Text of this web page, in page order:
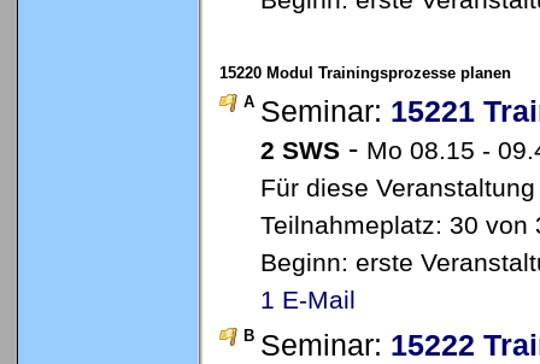
15220 Modul Trainingsprozesse planen
A Seminar: 15221
2 SWS - Mo 08.15 -
Für diese
Teilnahmeplatz: 30 von
Beginn: erste
1 E-Mail
B Seminar: 15222